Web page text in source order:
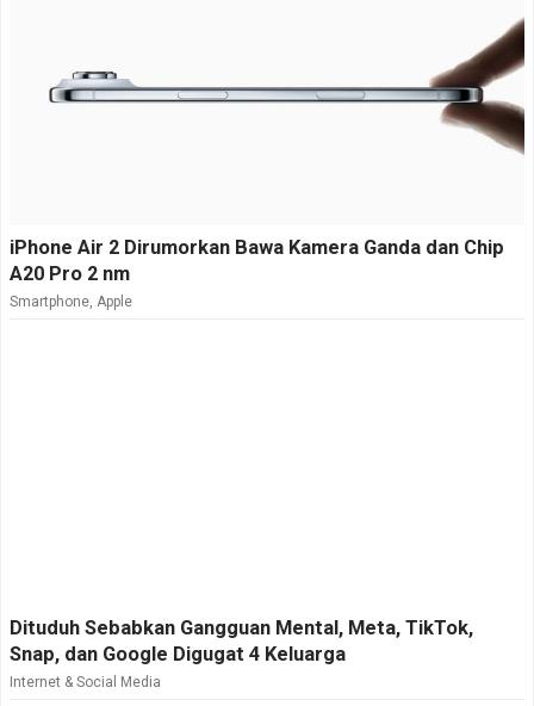
iPhone Air 2 Dirumorkan Bawa Kamera Ganda dan Chip
A20 Pro 2 nm
Smartphone, Apple
Dituduh Sebabkan Gangguan Mental, Meta, TikTok,
Snap, dan Google Digugat 4 Keluarga
Internet & Social Media